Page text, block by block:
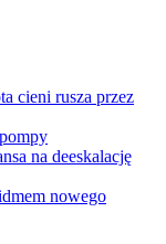
cieni rusza przez
na deeskalację
nowego